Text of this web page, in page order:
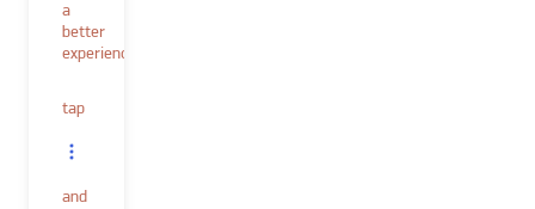
a
better
experience.
tap
and